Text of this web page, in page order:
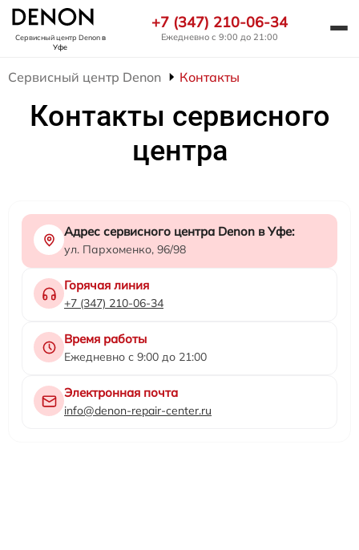
Сервисный центр Denonв
Уфе
+7 (347) 210-06-34
Ежедневно с 9:00 до 21:00
Сервисный центр Denon Контакты
Контакты сервисного
центра
Адрес сервисного центра Denon в Уфе:
ул. Пархоменко, 96/98
Горячая линия
+7 (347) 210-06-34
Время работы
Ежедневно с 9:00 до 21:00
Электронная почта
info@denon-repair-center.ru